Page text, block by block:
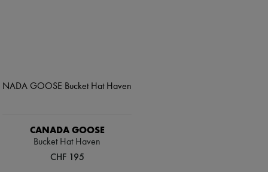
CANADA GOOSE
Bucket Hat Haven
CHF 195